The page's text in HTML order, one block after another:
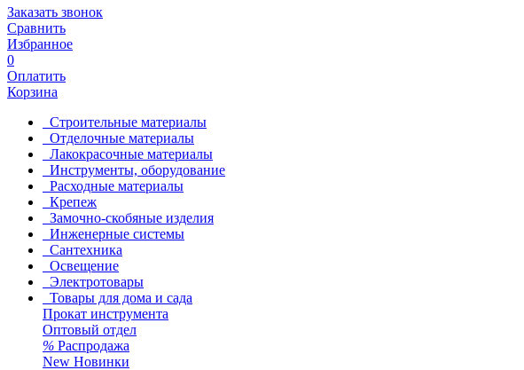
Заказать звонок
Сравнить
Избранное
0
Оплатить
Корзина
Строительные материалы
Отделочные материалы
Лакокрасочные материалы
Инструменты, оборудование
Расходные материалы
Крепеж
Замочно-скобяные изделия
Инженерные системы
Сантехника
Освещение
Электротовары
Товары для дома и сада
Прокат инструмента
Оптовый отдел
% Распродажа
New Новинки